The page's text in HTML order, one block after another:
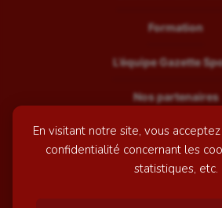
En visitant notre site, vous
confidentialité concernant les
statistiques, etc.
Formation
L’équipe Gazette
Nos partenaires
Recrutement
Mentions légales